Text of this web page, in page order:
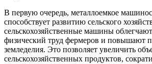
В первую очередь, металлоемкое
способствует развитию сельского
сельскохозяйственные машины
физический труд фермеров и повышают
земледелия. Это позволяет увеличить
сельскохозяйственных продуктов,